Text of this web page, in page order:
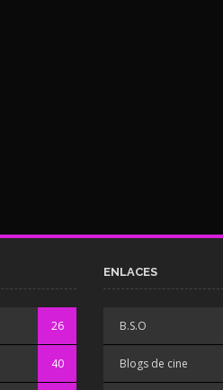
26
40
ENLACES
B.S.O
Blogs de cine